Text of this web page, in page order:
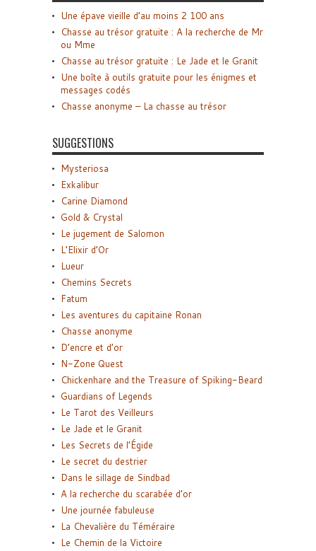
Une épave vieille d’au moins 2 100 ans
Chasse au trésor gratuite : A la recherche de Mr
ou Mme
Chasse au trésor gratuite : Le Jade et le Granit
Une boîte à outils gratuite pour les énigmes et
messages codés
Chasse anonyme – La chasse au trésor
SUGGESTIONS
Mysteriosa
Exkalibur
Carine Diamond
Gold & Crystal
Le jugement de Salomon
L’Elixir d’Or
Lueur
Chemins Secrets
Fatum
Les aventures du capitaine Ronan
Chasse anonyme
D’encre et d’or
N-Zone Quest
Chickenhare and the Treasure of Spiking-Beard
Guardians of Legends
Le Tarot des Veilleurs
Le Jade et le Granit
Les Secrets de l’Égide
Le secret du destrier
Dans le sillage de Sindbad
A la recherche du scarabée d’or
Une journée fabuleuse
La Chevalière du Téméraire
Le Chemin de la Victoire